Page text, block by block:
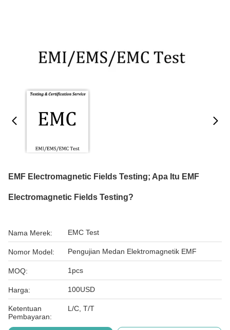
EMF Electromagnetic Fields Testing; Apa Itu EMF
Electromagnetic Fields Testing?
Nama Merek: EMC Test
Nomor Model: Pengujian Medan Elektromagnetik EMF
MOQ: 1pcs
Harga: 100USD
Ketentuan
Pembayaran:
L/C, T/T